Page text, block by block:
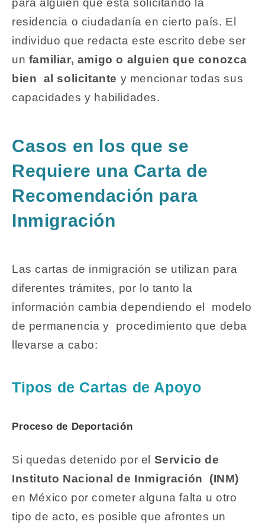
para alguien que está solicitando la
residencia o ciudadanía en cierto país. El
individuo que redacta este escrito debe ser
un familiar, amigo o alguien que conozca
bien al solicitante y mencionar todas sus
capacidades y habilidades.
Casos en los que se
Requiere una Carta de
Recomendación para
Inmigración
Las cartas de inmigración se utilizan para
diferentes trámites, por lo tanto la
información cambia dependiendo el modelo
de permanencia y procedimiento que deba
llevarse a cabo:
Tipos de Cartas de Apoyo
Proceso de Deportación
Si quedas detenido por el Servicio de
Instituto Nacional de Inmigración (INM)
en México por cometer alguna falta u otro
tipo de acto, es posible que afrontes un